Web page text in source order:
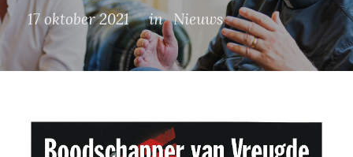
17 oktober 2021 in Nieuws